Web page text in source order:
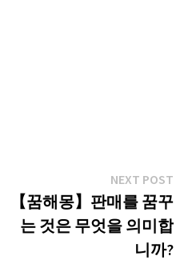
NEXT POST
【꿈해몽】판매를 꿈꾸
는 것은 무엇을 의미합
니까?